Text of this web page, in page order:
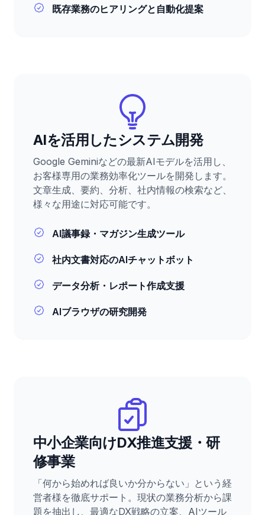
既存業務のヒアリングと自動化提案
AIを活用したシステム開発
Google Geminiなどの最新AIモデルを活用し、
お客様専用の業務効率化ツールを開発します。
文章生成、要約、分析、社内情報の検索など、
様々な用途に対応可能です。
AI議事録・マガジン生成ツール
社内文書対応のAIチャットボット
データ分析・レポート作成支援
AIブラウザの研究開発
中小企業向けDX推進支援・研
修事業
「何から始めれば良いか分からない」という経
営者様を徹底サポート。現状の業務分析から課
題を抽出し、最適なDX戦略の立案、AIツール